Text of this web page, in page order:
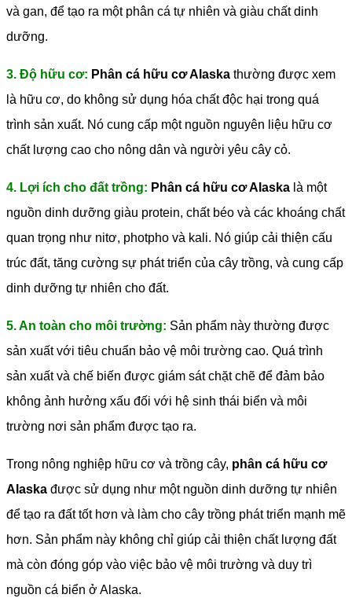
và gan, để tạo ra một phân cá tự nhiên và giàu chất dinh
dưỡng.
3. Độ hữu cơ: Phân cá hữu cơ Alaska thường được xem
là hữu cơ, do không sử dụng hóa chất độc hại trong quá
trình sản xuất. Nó cung cấp một nguồn nguyên liệu hữu cơ
chất lượng cao cho nông dân và người yêu cây cỏ.
4. Lợi ích cho đất trồng: Phân cá hữu cơ Alaska là một
nguồn dinh dưỡng giàu protein, chất béo và các khoáng chất
quan trọng như nitơ, photpho và kali. Nó giúp cải thiện cấu
trúc đất, tăng cường sự phát triển của cây trồng, và cung cấp
dinh dưỡng tự nhiên cho đất.
5. An toàn cho môi trường: Sản phẩm này thường được
sản xuất với tiêu chuẩn bảo vệ môi trường cao. Quá trình
sản xuất và chế biến được giám sát chặt chẽ để đảm bảo
không ảnh hưởng xấu đối với hệ sinh thái biển và môi
trường nơi sản phẩm được tạo ra.
Trong nông nghiệp hữu cơ và trồng cây, phân cá hữu cơ
Alaska được sử dụng như một nguồn dinh dưỡng tự nhiên
để tạo ra đất tốt hơn và làm cho cây trồng phát triển mạnh mẽ
hơn. Sản phẩm này không chỉ giúp cải thiện chất lượng đất
mà còn đóng góp vào việc bảo vệ môi trường và duy trì
nguồn cá biển ở Alaska.